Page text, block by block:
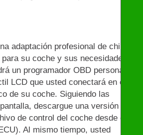
adaptación profesional de chip
su coche y sus necesidades
un programador OBD personal
LCD que usted conectará en el
de su coche. Siguiendo las
descargue una versión
de control del coche desde el
Al mismo tiempo, usted